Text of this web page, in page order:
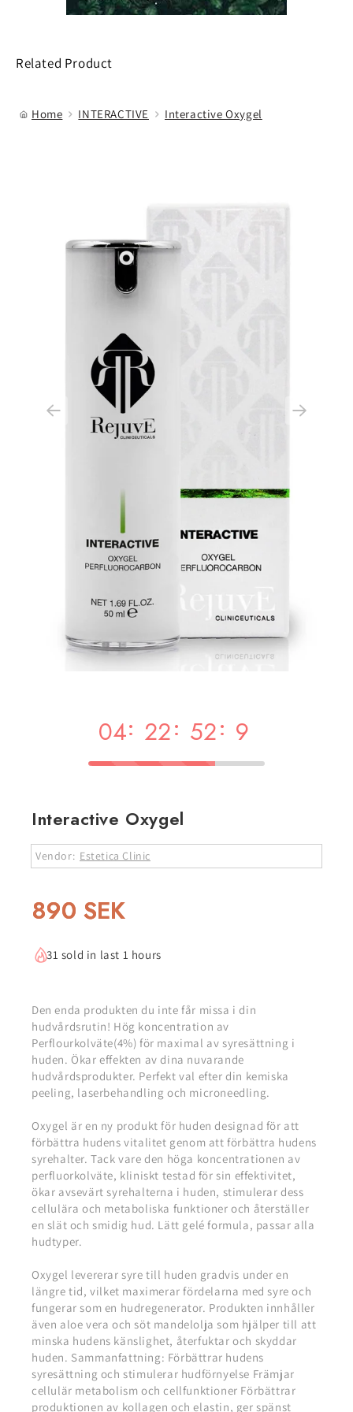
Related Product
Home INTERACTIVE Interactive Oxygel
04: 22: 52: 8
Interactive Oxygel
Vendor: Estetica Clinic
890 SEK
31 sold in last 1 hours
Den enda produkten du inte får missa i din
hudvårdsrutin! Hög koncentration av
Perflourkolväte(4%) för maximal av syresättning i
huden. Ökar effekten av dina nuvarande
hudvårdsprodukter. Perfekt val efter din kemiska
peeling, laserbehandling och microneedling.
Oxygel är en ny produkt för huden designad för att
förbättra hudens vitalitet genom att förbättra hudens
syrehalter. Tack vare den höga koncentrationen av
perfluorkolväte, kliniskt testad för sin effektivitet,
ökar avsevärt syrehalterna i huden, stimulerar dess
cellulära och metaboliska funktioner och återställer
en slät och smidig hud. Lätt gelé formula, passar alla
hudtyper.
Oxygel levererar syre till huden gradvis under en
längre tid, vilket maximerar fördelarna med syre och
fungerar som en hudregenerator. Produkten innhåller
även aloe vera och söt mandelolja som hjälper till att
minska hudens känslighet, återfuktar och skyddar
huden. Sammanfattning: Förbättrar hudens
syresättning och stimulerar hudförnyelse Främjar
cellulär metabolism och cellfunktioner Förbättrar
produktionen av kollagen och elastin, ger spänst